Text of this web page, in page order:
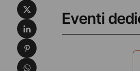
Eventi
Condividi su X
Condividi su LinkedIn
Condividi su Pinterest
Condividi su WhatsApp